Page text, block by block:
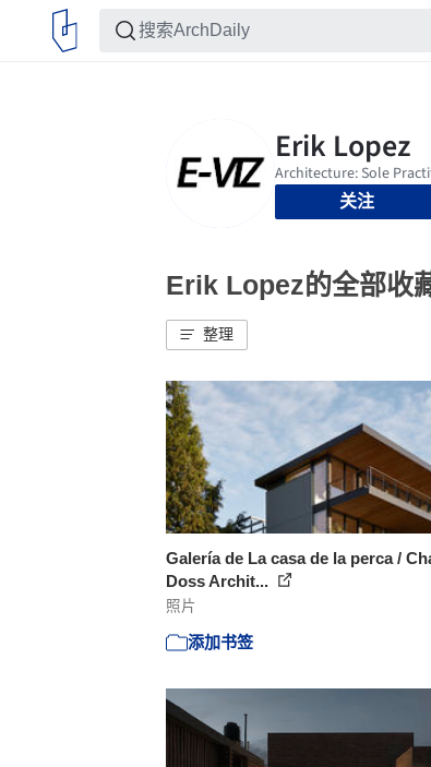
关注
Erik Lopez的全部收
整理
Galería de La casa de la perca /
Doss Archit...
照片
添加书签